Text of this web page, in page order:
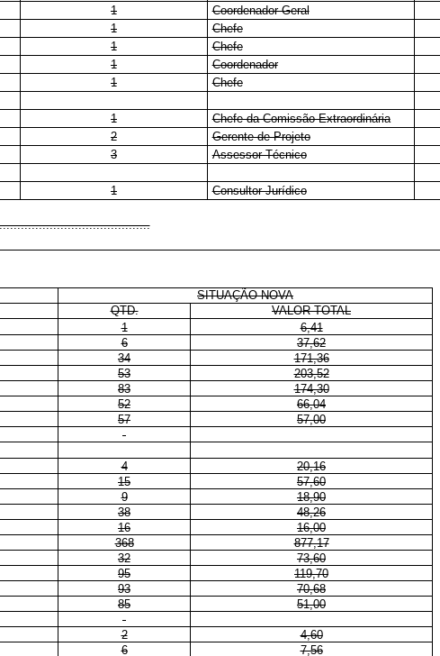
1
Coordenador-Geral
1
Chefe
1
Chefe
1
Coordenador
1 Chefe
1
Chefe da Comissão Extraordinária
2
Gerente de Projeto
3
Assessor Técnico
1 Consultor Jurídico
SITUAÇÃO NOVA
QTD.
VALOR TOTAL
1
6,41
6
37,62
34
171,36
53
203,52
83
174,30
52
66,04
57
57,00
-
4
20,16
15
57,60
9
18,90
38
48,26
16
16,00
368
877,17
32
73,60
95
119,70
93
70,68
85
51,00
-
2
4,60
6 7,56